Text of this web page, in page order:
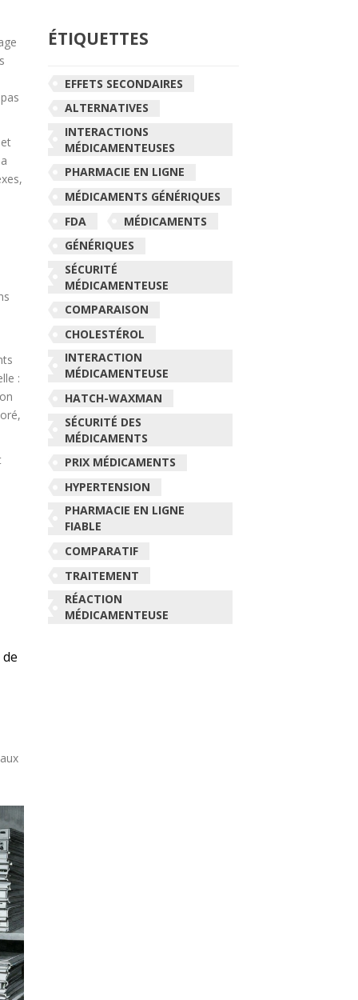
:
ÉTIQUETTES
EFFETS SECONDAIRES
ALTERNATIVES
INTERACTIONS
MÉDICAMENTEUSES
PHARMACIE EN LIGNE
MÉDICAMENTS GÉNÉRIQUES
FDA
MÉDICAMENTS
GÉNÉRIQUES
SÉCURITÉ
MÉDICAMENTEUSE
COMPARAISON
CHOLESTÉROL
INTERACTION
MÉDICAMENTEUSE
HATCH-WAXMAN
SÉCURITÉ DES
MÉDICAMENTS
PRIX MÉDICAMENTS
HYPERTENSION
PHARMACIE EN LIGNE
FIABLE
COMPARATIF
TRAITEMENT
RÉACTION
MÉDICAMENTEUSE